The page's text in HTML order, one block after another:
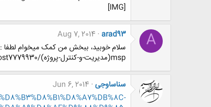
[IMG]
A
arad93
Aug 7, 2014
msp(مديريت-و-كنترل-پروژه)/page7?p=7779930&viewfull=1#post7779930
سناساوجی Jun 6, 2014